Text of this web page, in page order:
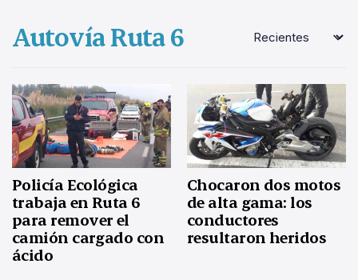
Autovía Ruta 6
Policía Ecológica
trabaja en Ruta 6
para remover el
camión cargado con
ácido
Chocaron dos motos
de alta gama: los
conductores
resultaron heridos